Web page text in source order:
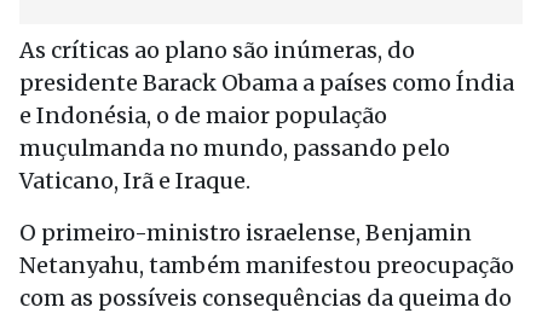
As críticas ao plano são inúmeras, do
presidente Barack Obama a países como Índia
e Indonésia, o de maior população
muçulmanda no mundo, passando pelo
Vaticano, Irã e Iraque.
O primeiro-ministro israelense, Benjamin
Netanyahu, também manifestou preocupação
com as possíveis consequências da queima do